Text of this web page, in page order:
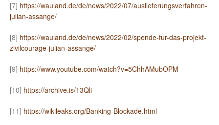
[7] https://wauland.de/de/news/2022/07/auslieferungsverfahren-
julian-assange/
[8] https://wauland.de/de/news/2022/02/spende-fur-das-projekt-
zivilcourage-julian-assange/
[9] https://www.youtube.com/watch?v=5ChhAMubOPM
[10] https://archive.is/13Qli
[11] https://wikileaks.org/Banking-Blockade.html